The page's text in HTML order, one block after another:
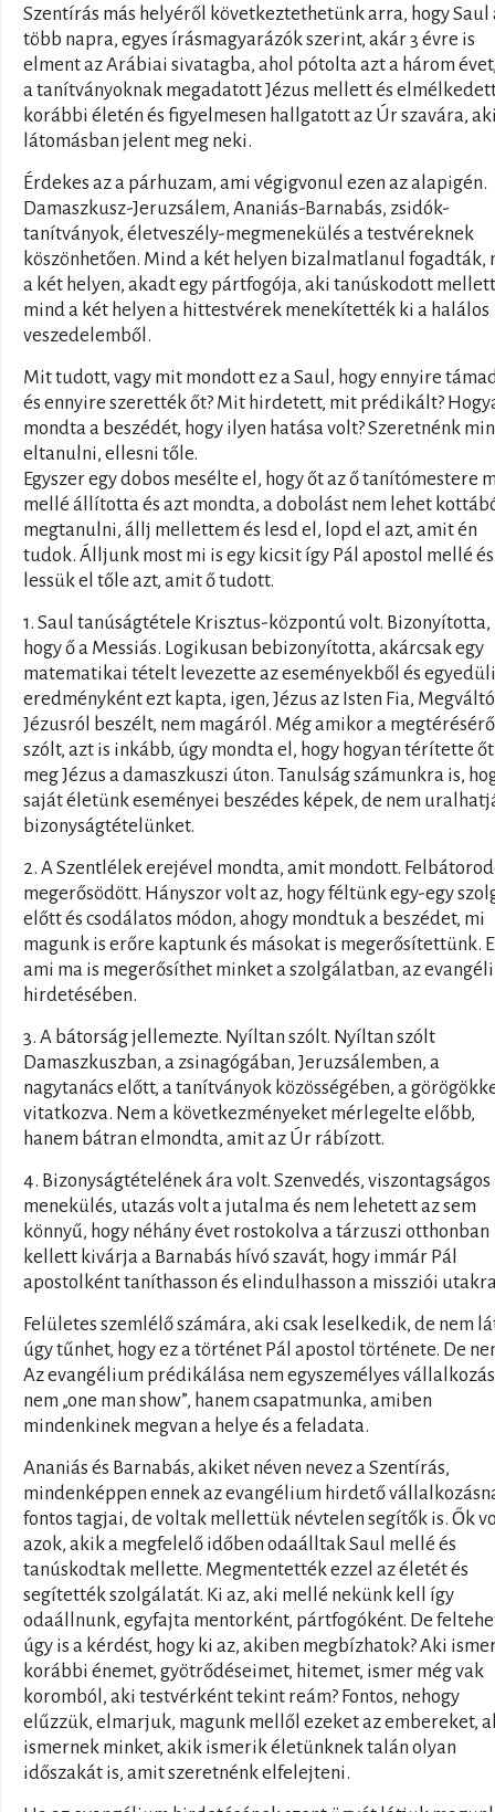
Szentírás más helyéről következtethetünk arra, hogy Saul
több napra, egyes írásmagyarázók szerint, akár 3 évre is
elment az Arábiai sivatagba, ahol pótolta azt a három
a tanítványoknak megadatott Jézus mellett és
korábbi életén és figyelmesen hallgatott az Úr szavára,
látomásban jelent meg neki.
Érdekes az a párhuzam, ami végigvonul ezen az alapigén.
Damaszkusz-Jeruzsálem, Ananiás-Barnabás, zsidók-
tanítványok, életveszély-megmenekülés a testvéreknek
köszönhetően. Mind a két helyen bizalmatlanul fogadták,
a két helyen, akadt egy pártfogója, aki tanúskodott
mind a két helyen a hittestvérek menekítették ki a halálos
veszedelemből.
Mit tudott, vagy mit mondott ez a Saul, hogy ennyire
és ennyire szerették őt? Mit hirdetett, mit prédikált?
mondta a beszédét, hogy ilyen hatása volt? Szeretnénk
eltanulni, ellesni tőle.
Egyszer egy dobos mesélte el, hogy őt az ő tanítómestere
mellé állította és azt mondta, a dobolást nem lehet
megtanulni, állj mellettem és lesd el, lopd el azt, amit én
tudok. Álljunk most mi is egy kicsit így Pál apostol mellé és
lessük el tőle azt, amit ő tudott.
1. Saul tanúságtétele Krisztus-központú volt. Bizonyította,
hogy ő a Messiás. Logikusan bebizonyította, akárcsak egy
matematikai tételt levezette az eseményekből és egyedüli
eredményként ezt kapta, igen, Jézus az Isten Fia,
Jézusról beszélt, nem magáról. Még amikor a
szólt, azt is inkább, úgy mondta el, hogy hogyan térítette őt
meg Jézus a damaszkuszi úton. Tanulság számunkra is,
saját életünk eseményei beszédes képek, de nem
bizonyságtételünket.
2. A Szentlélek erejével mondta, amit mondott.
megerősödött. Hányszor volt az, hogy féltünk egy-egy
előtt és csodálatos módon, ahogy mondtuk a beszédet, mi
magunk is erőre kaptunk és másokat is megerősítettünk.
ami ma is megerősíthet minket a szolgálatban, az
hirdetésében.
3. A bátorság jellemezte. Nyíltan szólt. Nyíltan szólt
Damaszkuszban, a zsinagógában, Jeruzsálemben, a
nagytanács előtt, a tanítványok közösségében, a
vitatkozva. Nem a következményeket mérlegelte előbb,
hanem bátran elmondta, amit az Úr rábízott.
4. Bizonyságtételének ára volt. Szenvedés, viszontagságos
menekülés, utazás volt a jutalma és nem lehetett az sem
könnyű, hogy néhány évet rostokolva a tárzuszi otthonban
kellett kivárja a Barnabás hívó szavát, hogy immár Pál
apostolként taníthasson és elindulhasson a missziói
Felületes szemlélő számára, aki csak leselkedik, de nem
úgy tűnhet, hogy ez a történet Pál apostol története. De
Az evangélium prédikálása nem egyszemélyes
nem „one man show”, hanem csapatmunka, amiben
mindenkinek megvan a helye és a feladata.
Ananiás és Barnabás, akiket néven nevez a Szentírás,
mindenképpen ennek az evangélium hirdető
fontos tagjai, de voltak mellettük névtelen segítők is. Ők
azok, akik a megfelelő időben odaálltak Saul mellé és
tanúskodtak mellette. Megmentették ezzel az életét és
segítették szolgálatát. Ki az, aki mellé nekünk kell így
odaállnunk, egyfajta mentorként, pártfogóként. De
úgy is a kérdést, hogy ki az, akiben megbízhatok? Aki
korábbi énemet, gyötrődéseimet, hitemet, ismer még vak
koromból, aki testvérként tekint reám? Fontos, nehogy
elűzzük, elmarjuk, magunk mellől ezeket az embereket,
ismernek minket, akik ismerik életünknek talán olyan
időszakát is, amit szeretnénk elfelejteni.